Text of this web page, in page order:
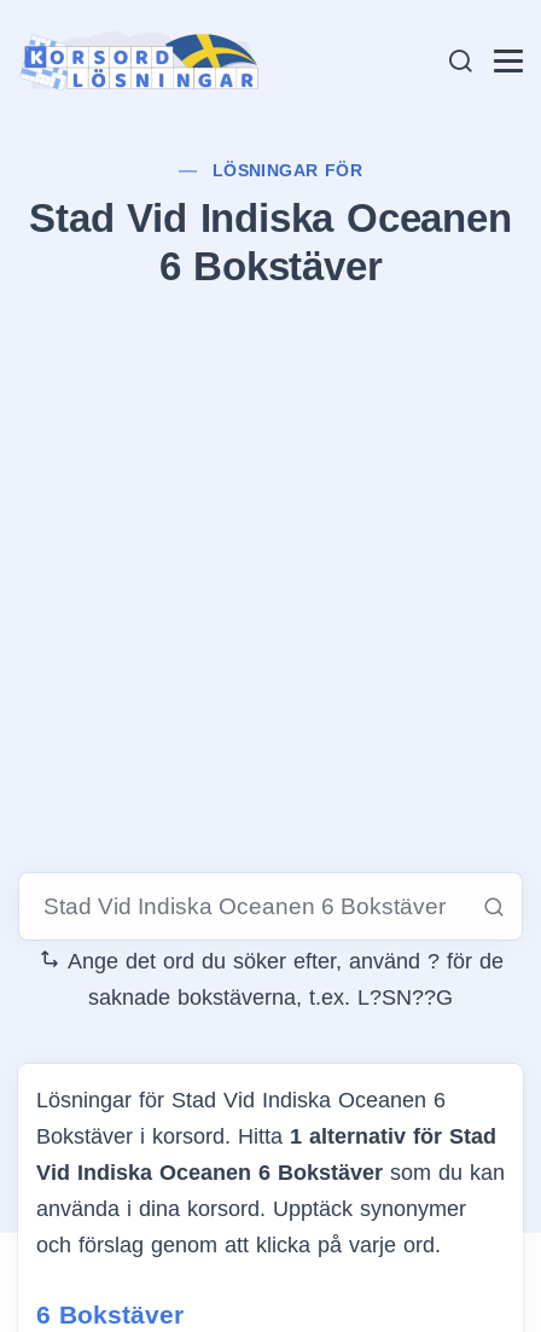
LÖSNINGAR FÖR
Stad Vid Indiska Oceanen
6 Bokstäver
Ange det ord du söker efter, använd ? för de
saknade bokstäverna, t.ex. L?SN??G
Lösningar för Stad Vid Indiska Oceanen 6
Bokstäver i korsord. Hitta 1 alternativ för Stad
Vid Indiska Oceanen 6 Bokstäver som du kan
använda i dina korsord. Upptäck synonymer
och förslag genom att klicka på varje ord.
6 Bokstäver